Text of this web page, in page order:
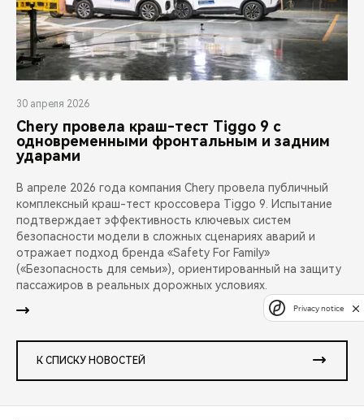
30 апреля 2026
Chery провела краш-тест Tiggo 9 с
одновременными фронтальным и задним
ударами
В апреле 2026 года компания Chery провела публичный
комплексный краш-тест кроссовера Tiggo 9. Испытание
подтверждает эффективность ключевых систем
безопасности модели в сложных сценариях аварий и
отражает подход бренда «Safety For Family»
(«Безопасность для семьи»), ориентированный на защиту
пассажиров в реальных дорожных условиях.
К СПИСКУ НОВОСТЕЙ
Privacy notice